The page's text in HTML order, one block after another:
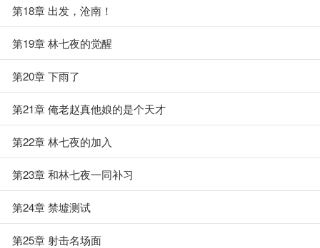
第18章 出发，沧南！
第19章 林七夜的觉醒
第20章 下雨了
第21章 俺老赵真他娘的是个天才
第22章 林七夜的加入
第23章 和林七夜一同补习
第24章 禁墟测试
第25章 射击名场面